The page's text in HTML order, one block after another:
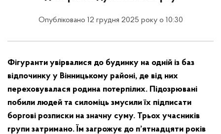
Опубліковано 12 грудня 2025 року о 10:30
Фігуранти увірвалися до будинку на одній із баз
відпочинку у Вінницькому районі, де від них
переховувалася родина потерпілих. Підозрювані
побили людей та силоміць змусили їх підписати
боргові розписки на значну суму. Трьох учасників
групи затримано. Їм загрожує до п’ятнадцяти років